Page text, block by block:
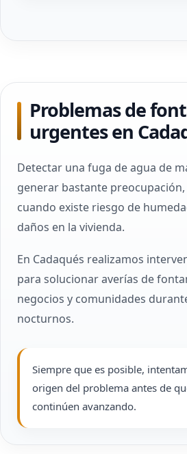
Problemas de
urgentes en
Detectar una fuga de agua de
generar bastante
cuando existe riesgo de
daños en la vivienda.
En Cadaqués realizamos
para solucionar averías de
negocios y comunidades
nocturnos.
Siempre que es posible,
origen del problema antes de
continúen avanzando.